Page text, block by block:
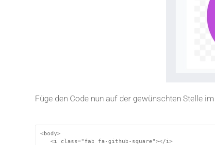
Füge den Code nun auf der gewünschten Stelle
<body>
<i class="fab fa-github-square"></i>